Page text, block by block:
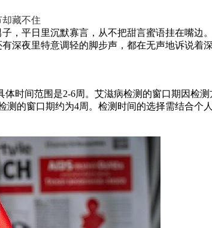
藏不住
，平日里沉默寡言，从不把甜言蜜语挂在嘴
深夜里特意调轻的脚步声，都在无声地诉说
时间范围是2-6周。艾滋病检测的窗口期因
测的窗口期约为4周。检测时间的选择需结合